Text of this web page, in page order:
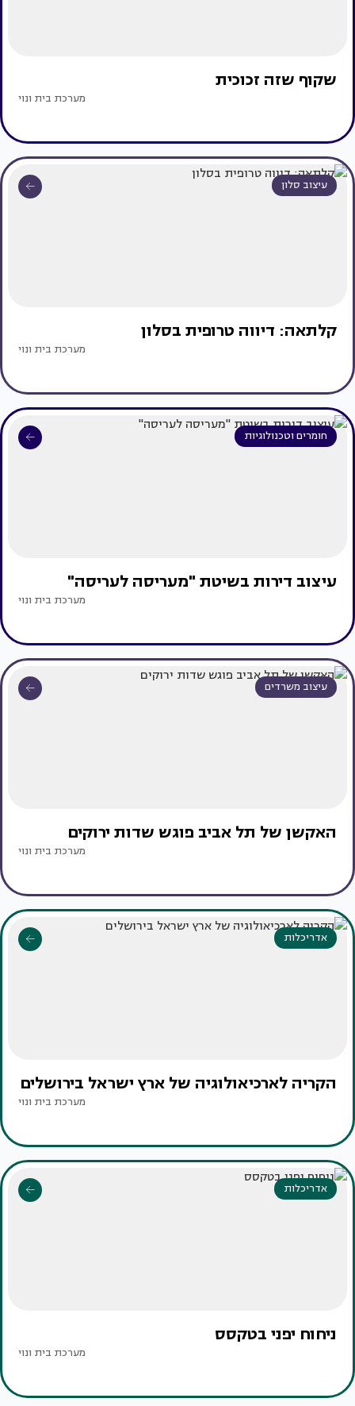
שקוף שזה זכוכית
מערכת בית ונוי
עיצוב סלון
קלתאה: דיווה טרופית בסלון
מערכת בית ונוי
חומרים וטכנולוגיות
עיצוב דירות בשיטת "מעריסה לעריסה"
מערכת בית ונוי
עיצוב משרדים
האקשן של תל אביב פוגש שדות ירוקים
מערכת בית ונוי
אדריכלות
הקריה לארכיאולוגיה של ארץ ישראל בירושלים
מערכת בית ונוי
אדריכלות
ניחוח יפני בטקסס ‏
מערכת בית ונוי